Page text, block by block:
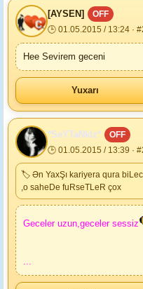
[AYSEN]
OFF
🕒 01.05.2015 / 13:24 ·
Hee Sevirem geceni
Yuxarı
*SeYTaNkIz*
OFF
🕒 01.05.2015 / 13:39 ·
🏷 Ən YaxŞı kariyera qura
,o saheDe fuRseTLeR çox
Geceler uzun,geceler sessiz
...